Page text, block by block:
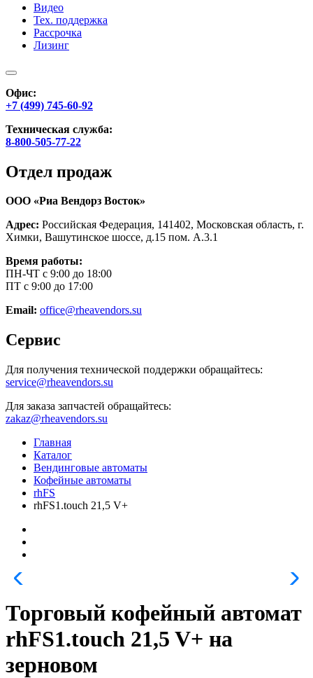
Видео
Тех. поддержка
Рассрочка
Лизинг
Офис:
+7 (499) 745-60-92
Техническая служба:
8-800-505-77-22
Отдел продаж
ООО «Риа Вендорз Восток»
Адрес: Российская Федерация, 141402, Московская область, г.
Химки, Вашутинское шоссе, д.15 пом. А.3.1
Время работы:
ПН-ЧТ с 9:00 до 18:00
ПТ с 9:00 до 17:00
Email: office@rheavendors.su
Сервис
Для получения технической поддержки обращайтесь:
service@rheavendors.su
Для заказа запчастей обращайтесь:
zakaz@rheavendors.su
Главная
Каталог
Вендинговые автоматы
Кофейные автоматы
rhFS
rhFS1.touch 21,5 V+
Торговый кофейный автомат
rhFS1.touch 21,5 V+ на
зерновом